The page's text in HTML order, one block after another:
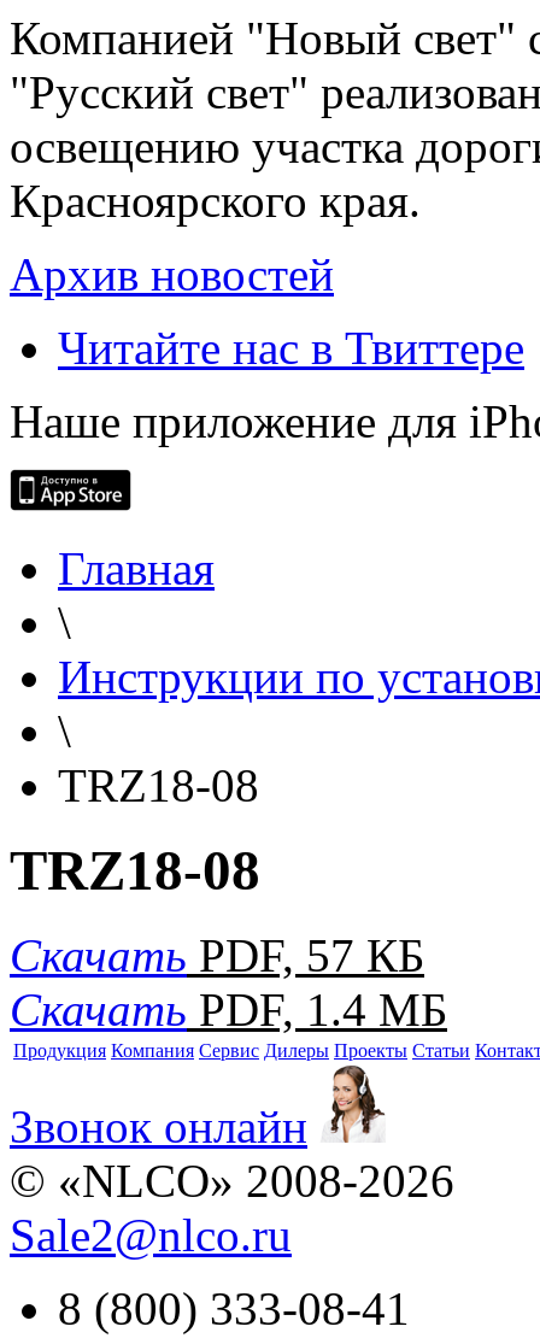
Компанией "Новый свет"
"Русский свет"
освещению участка
Красноярского края.
Архив новостей
Читайте нас в Твиттере
Наше приложение для
Главная
\
Инструкции по
\
TRZ18-08
TRZ18-08
Скачать PDF, 57 КБ
Скачать PDF, 1.4 МБ
Продукция Компания Сервис Дилеры Проекты Статьи
Звонок онлайн
© «NLCO» 2008-2026
Sale2@nlco.ru
8 (800) 333-08-41